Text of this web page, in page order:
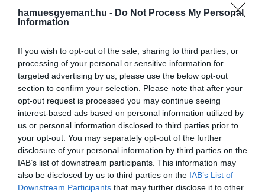
hamuesgyemant.hu - Do Not Process My Personal
Information
If you wish to opt-out of the sale, sharing to third parties, or
processing of your personal or sensitive information for
targeted advertising by us, please use the below opt-out
section to confirm your selection. Please note that after your
opt-out request is processed you may continue seeing
interest-based ads based on personal information utilized by
us or personal information disclosed to third parties prior to
your opt-out. You may separately opt-out of the further
disclosure of your personal information by third parties on the
IAB’s list of downstream participants. This information may
also be disclosed by us to third parties on the IAB’s List of
Downstream Participants that may further disclose it to other
Barcelona újabb nagy léptékű
tervek szerint egy kiterjedt, zöld városi
park jön létre a jelenleg ipari területként
használt egykori Stellantis-üzem helyén. A
fejlesztés nemcsak új zöldfelületeket hoz,
de lakófunkciókat és közösségi tereket is
egy sűrűn…
Vadonatúj, hatalmas városi
park épül Barcelonában
HAMU ÉS GYÉMÁNT